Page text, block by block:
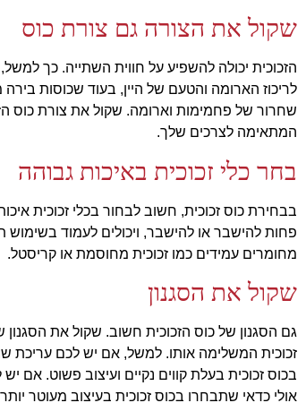
שקול את הצורה גם צורת כוס
הזכוכית יכולה להשפיע על חווית השתייה. כך
לריכוז הארומה והטעם של היין, בעוד שכוסות
שחרור של פחמימות וארומה. שקול את צורת כוס
המתאימה לצרכים שלך.
בחר כלי זכוכית באיכות גבוהה
בבחירת כוס זכוכית, חשוב לבחור בכלי זכוכית
פחות להישבר או להישבר, ויכולים לעמוד בשימוש
מחומרים עמידים כמו זכוכית מחוסמת או קריסטל.
שקול את הסגנון
גם הסגנון של כוס הזכוכית חשוב. שקול את
זכוכית המשלימה אותו. למשל, אם יש לכם עריכת
בכוס זכוכית בעלת קווים נקיים ועיצוב פשוט. אם
אולי כדאי שתבחרו בכוס זכוכית בעיצוב מעוטר